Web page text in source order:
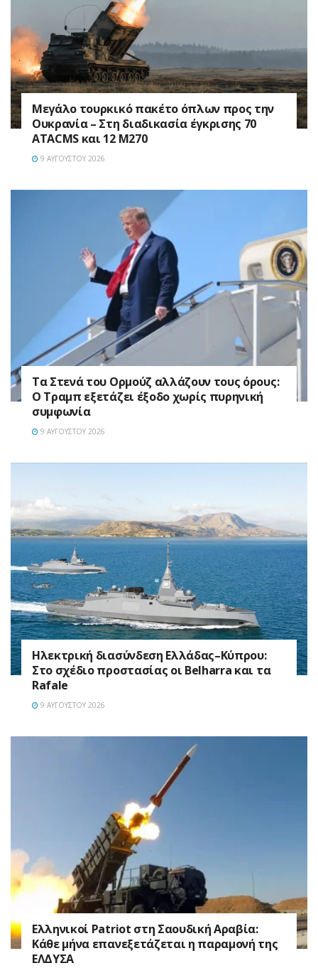
Μεγάλο τουρκικό πακέτο όπλων προς την
Ουκρανία – Στη διαδικασία έγκρισης 70
ATACMS και 12 M270
9 ΑΥΓΟΎΣΤΟΥ 2026
Τα Στενά του Ορμούζ αλλάζουν τους όρους:
Ο Τραμπ εξετάζει έξοδο χωρίς πυρηνική
συμφωνία
9 ΑΥΓΟΎΣΤΟΥ 2026
Ηλεκτρική διασύνδεση Ελλάδας–Κύπρου:
Στο σχέδιο προστασίας οι Belharra και τα
Rafale
9 ΑΥΓΟΎΣΤΟΥ 2026
Ελληνικοί Patriot στη Σαουδική Αραβία:
Κάθε μήνα επανεξετάζεται η παραμονή της
ΕΛΔΥΣΑ